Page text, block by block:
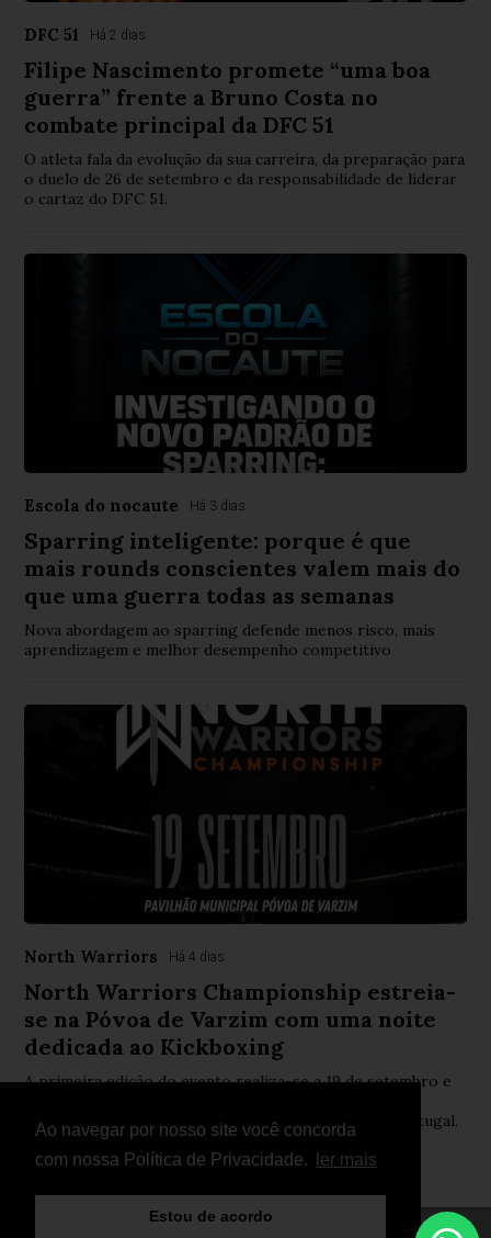
Ao navegar por nosso site você concorda
com nossa Política de Privacidade.
ler mais
Estou de acordo
DFC 51 Há 2 dias
Filipe Nascimento promete “uma boa
guerra” frente a Bruno Costa no
combate principal da DFC 51
O atleta fala da evolução da sua carreira, da preparação para
o duelo de 26 de setembro e da responsabilidade de liderar
o cartaz do DFC 51.
Escola do nocaute Há 3 dias
Sparring inteligente: porque é que
mais rounds conscientes valem mais do
que uma guerra todas as semanas
Nova abordagem ao sparring defende menos risco, mais
aprendizagem e melhor desempenho competitivo
North Warriors Há 4 dias
North Warriors Championship estreia-
se na Póvoa de Varzim com uma noite
dedicada ao Kickboxing
A primeira edição do evento realiza-se a 19 de setembro e
alguns dos mais promissores atletas do Norte de Portugal.